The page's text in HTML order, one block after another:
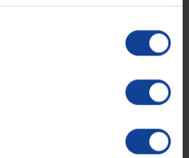
14,80 €